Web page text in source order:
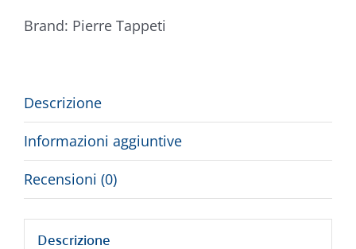
Brand: Pierre Tappeti
Descrizione
Informazioni aggiuntive
Recensioni (0)
Descrizione